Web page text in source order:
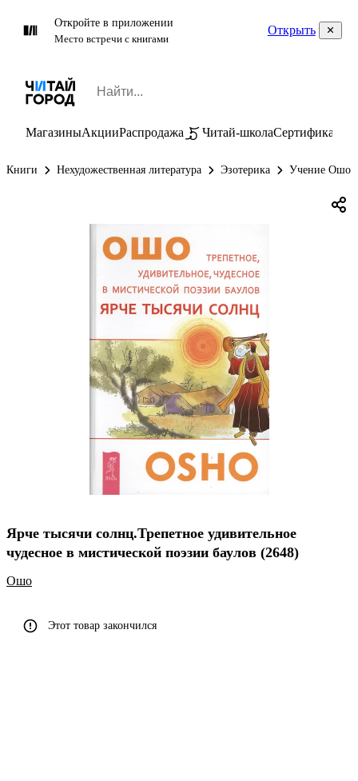
Откройте в приложении
Место встречи с книгами
Открыть
МагазиныАкцииРаспродажа Читай-школаСертификаты
Книги Нехудожественная литература Эзотерика Учение Ошо
Ярче тысячи солнц.Трепетное удивительное
чудесное в мистической поэзии баулов (2648)
Ошо
Этот товар закончился